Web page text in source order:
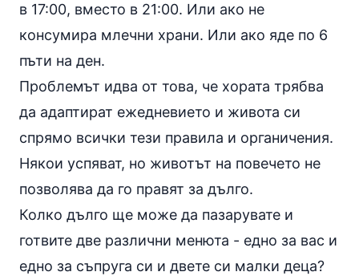
в 17:00, вместо в 21:00. Или ако не
консумира млечни храни. Или ако яде по 6
пъти на ден.
Проблемът идва от това, че хората трябва
да адаптират ежедневието и живота си
спрямо всички тези правила и органичения.
Някои успяват, но животът на повечето не
позволява да го правят за дълго.
Колко дълго ще може да пазарувате и
готвите две различни менюта - едно за вас и
едно за съпруга си и двете си малки деца?